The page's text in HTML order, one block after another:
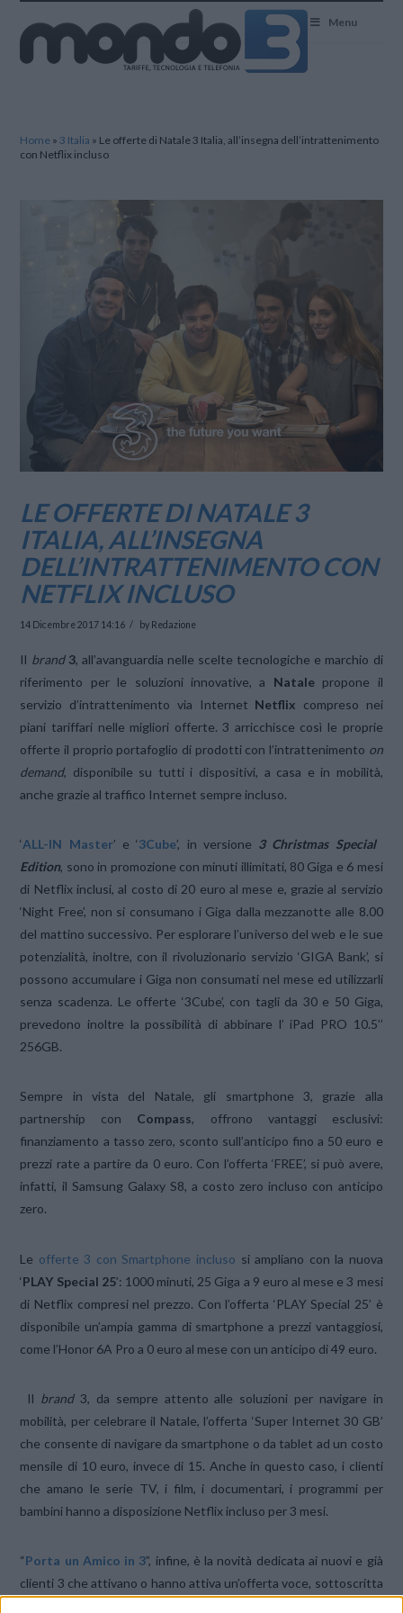
Menu
Home »3 Italia » Le offerte di Natale 3 Italia, all’insegna dell’intrattenimento
con Netflix incluso
LE OFFERTE DI NATALE 3
ITALIA, ALL’INSEGNA
DELL’INTRATTENIMENTO CON
NETFLIX INCLUSO
14 Dicembre 2017 14:16 by Redazione
Il brand 3, all’avanguardia nelle scelte tecnologiche e marchio di
riferimento per le soluzioni innovative, a Natalepropone il
servizio d’intrattenimento via Internet Netflix compreso nei
piani tariffari nelle migliori offerte. 3 arricchisce così le proprie
offerte il proprio portafoglio di prodotti con l’intrattenimento on
demand, disponibile su tutti i dispositivi, a casa e in mobilità,
anche grazie al traffico Internet sempre incluso.
‘ALL-IN Master’ e ‘3Cube’, in versione 3 Christmas Special
Edition, sono in promozione con minuti illimitati, 80 Giga e 6 mesi
di Netflix inclusi, al costo di 20 euro al mese e, grazie al servizio
‘Night Free’, non si consumano i Giga dalla mezzanotte alle 8.00
del mattino successivo. Per esplorare l’universo del web e le sue
potenzialità, inoltre, con il rivoluzionario servizio ‘GIGA Bank’, si
possono accumulare i Giga non consumati nel mese ed utilizzarli
senza scadenza. Le offerte ‘3Cube’, con tagli da 30 e 50 Giga,
prevedono inoltre la possibilità di abbinare l’ iPad PRO 10.5’’
256GB.
Sempre in vista del Natale, gli smartphone 3, grazie alla
partnership con Compass, offrono vantaggi esclusivi:
finanziamento a tasso zero, sconto sull’anticipo fino a 50 euro e
prezzi rate a partire da 0 euro. Con l’offerta ‘FREE’, si può avere,
infatti, il Samsung Galaxy S8, a costo zero incluso con anticipo
zero.
Le offerte 3 con Smartphone incluso si ampliano con la nuova
‘PLAY Special 25’: 1000 minuti, 25 Giga a 9 euro al mese e 3 mesi
di Netflix compresi nel prezzo. Con l’offerta ‘PLAY Special 25’ è
disponibile un’ampia gamma di smartphone a prezzi vantaggiosi,
come l’Honor 6A Pro a 0 euro al mese con un anticipo di 49 euro.
Il brand3, da sempre attento alle soluzioni per navigare in
mobilità, per celebrare il Natale, l’offerta ‘Super Internet 30 GB’
che consente di navigare da smartphone o da tablet ad un costo
mensile di 10 euro, invece di 15. Anche in questo caso, i clienti
che amano le serie TV, i film, i documentari, i programmi per
bambini hanno a disposizione Netflix incluso per 3 mesi.
“Porta un Amico in 3”, infine, è la novità dedicata ai nuovi e già
clienti 3 che attivano o hanno attiva un’offerta voce, sottoscritta